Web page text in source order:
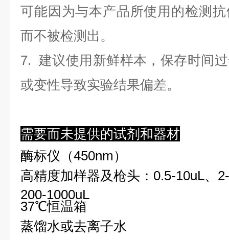
可能因为与本产品所使用的检测
而不被检测出。
7. 建议使用新鲜样本，保存时间
或变性导致实验结果偏差。
需要而未提供的试剂和器材
酶标仪（450nm）
高精度加样器及枪头：0.5-10uL、
200-1000uL
37℃恒温箱
蒸馏水或去离子水